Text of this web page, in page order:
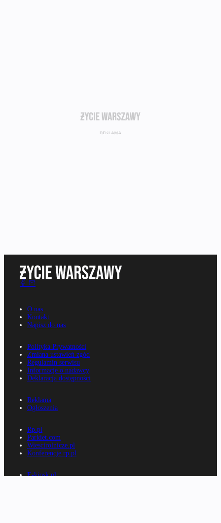
O nas
Kontakt
Napisz do nas
Polityka Prywatności
Zmiana ustawień zgód
Regulamin serwisu
Informacje o nadawcy
Deklaracja dostępności
Reklama
Ogłoszenia
Rp.pl
Parkiet.com
Wiescirolnicze.pl
Konferencje.rp.pl
E-kiosk.pl